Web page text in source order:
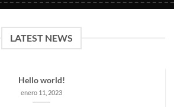
LATEST NEWS
Hello world!
enero 11, 2023